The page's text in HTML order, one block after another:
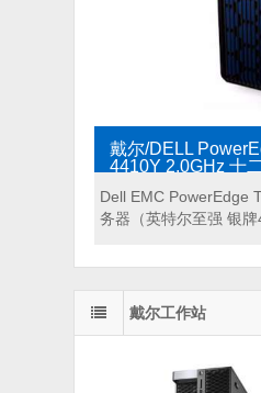
戴尔/DELL
4410Y 2.0GHz 十
Dell EMC PowerEdge
务器（英特尔至强 银
戴尔工作站